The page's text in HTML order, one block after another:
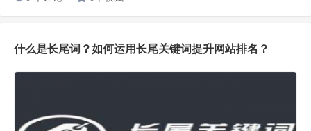
什么是长尾词？如何运用长尾关键词提升网站排名？